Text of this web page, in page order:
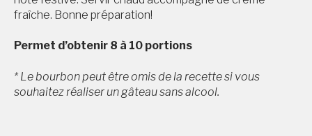
fraîche. Bonne préparation!
Permet d’obtenir 8 à 10 portions
* Le bourbon peut être omis de la recette si vous
souhaitez réaliser un gâteau sans alcool.